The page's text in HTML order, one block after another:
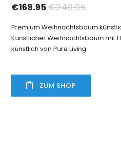
€169.95 €249.95
Premium Weihnachtsbaum
Künstlicher Weihnachtsbaum mit
künstlich von Pure Living
ZUM SHOP